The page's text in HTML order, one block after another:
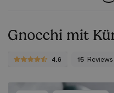
Gnocchi mit
4.6
4.6 von 5 Sternen 15 Reviews